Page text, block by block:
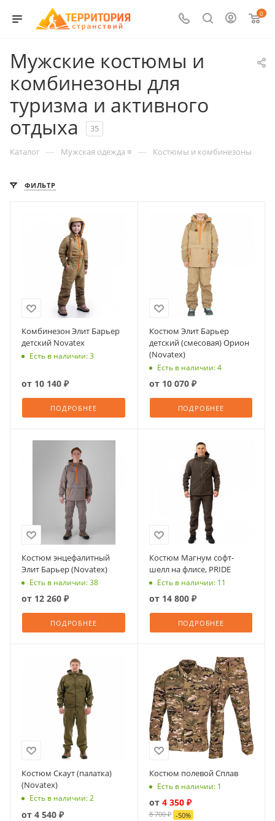
0
Мужские костюмы и
комбинезоны для
туризма и активного
отдыха
35
Каталог — Мужская одежда ≡ — Костюмы и комбинезоны
ФИЛЬТР
Комбинезон Элит Барьер
детский Novatex
Есть в наличии: 3
от 10 140 ₽
ПОДРОБНЕЕ
Костюм Элит Барьер
детский (смесовая) Орион
(Novatex)
Есть в наличии: 4
от 10 070 ₽
ПОДРОБНЕЕ
Костюм энцефалитный
Элит Барьер (Novatex)
Есть в наличии: 38
от 12 260 ₽
ПОДРОБНЕЕ
Костюм Магнум софт-
шелл на флисе, PRIDE
Есть в наличии: 11
от 14 800 ₽
ПОДРОБНЕЕ
Костюм Скаут (палатка)
(Novatex)
Есть в наличии: 2
от 4 540 ₽
Костюм полевой Сплав
Есть в наличии: 1
от 4 350 ₽
8 700 ₽ -50%